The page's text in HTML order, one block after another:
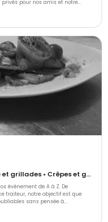
pour nos amis et notre
nous avons décidé de
Cuisine régionale • Barbecue et grillades • Crêpes et galettes
évènement de A à Z. De
traiteur, notre objectif est que
sans pensée à